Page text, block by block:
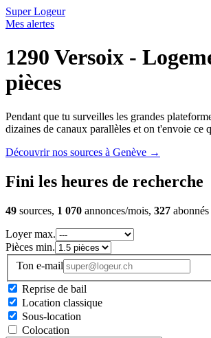
Super Logeur
Mes alertes
1290 Versoix -
pièces
Pendant que tu surveilles les grandes
dizaines de canaux parallèles et on t'envoie ce
Découvrir nos sources à Genève →
Fini les heures de recherche
49 sources, 1 070 annonces/mois, 327 abonnés
Loyer max.
Pièces min.
Ton e-mail
Reprise de bail
Location classique
Sous-location
Colocation